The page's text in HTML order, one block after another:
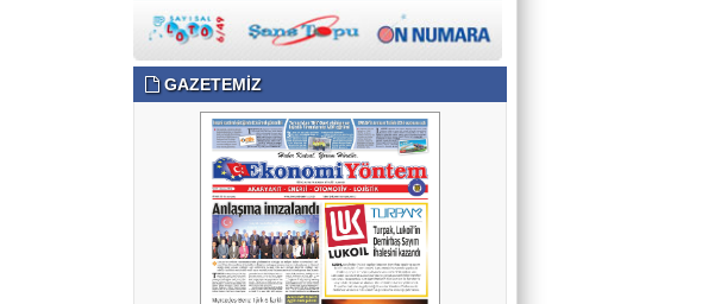
GAZETEMİZ